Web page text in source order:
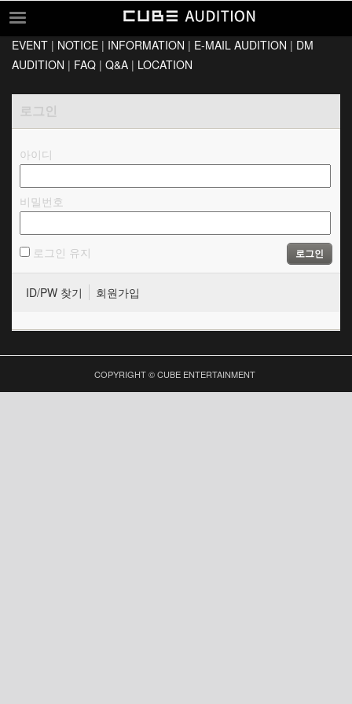
EVENT
INFORMATION
DM AUDITION
FAQ
LOCATION
EVENT | NOTICE | INFORMATION | E-MAIL AUDITION | DM
AUDITION | FAQ | Q&A | LOCATION
로그인
아이디
비밀번호
로그인 유지 로그인
ID/PW 찾기 회원가입
COPYRIGHT © CUBE ENTERTAINMENT